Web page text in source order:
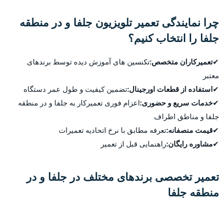
چرا نمایندگی تعمیر تلویزیون جلفا و در منطقه
جلفا را انتخاب کنیم؟
✔تعمیرکاران متخصص:تکنسین های آموزش دیده توسط برندهای
معتبر
✔استفاده از قطعات اورجینال:تضمین کیفیت و طول عمر دستگاه
✔خدمات سریع و حضوری:اعزام فوری تعمیرکار به جلفا و در منطقه
جلفا و مناطق اطراف
✔قیمت منصفانه:تعرفه مطابق با نرخ اتحادیه تعمیرات
✔مشاوره رایگان:راهنمایی قبل از تعمیر
تعمیر تخصصی برندهای مختلف در جلفا و در
منطقه جلفا